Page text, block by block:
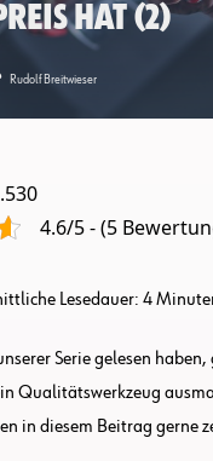
hat (2)
Rudolf Breitwieser
4.6/5 - (5
Lesedauer: 4
Serie gelesen
Qualitätswerkzeug
in diesem Beitrag gerne